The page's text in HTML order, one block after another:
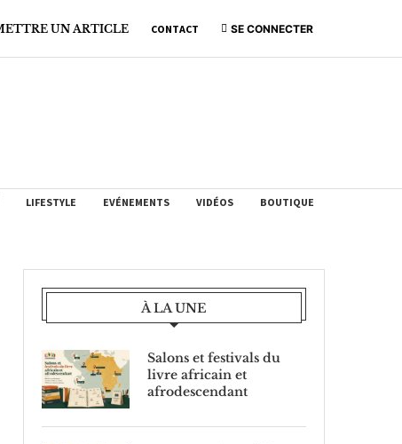
UN ARTICLE CONTACT SE CONNECTER
LIFESTYLE EVÉNEMENTS VIDÉOS BOUTIQUE
À LA UNE
Salons et festivals du
livre africain et
afrodescendant